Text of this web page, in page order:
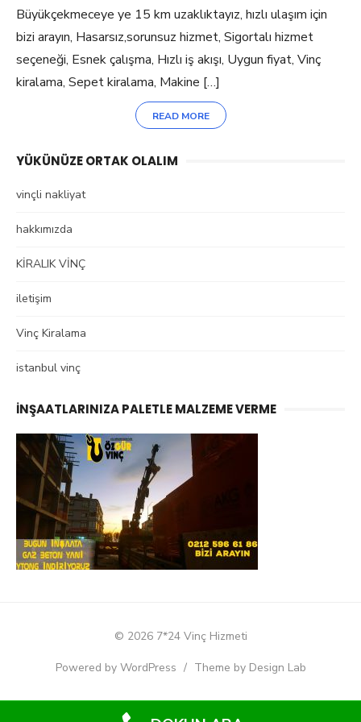
Büyükçekmeceye ye 15 km uzaklıktayız, hızlı ulaşım için
bizi arayın, Hasarsız,sorunsuz hizmet, Sigortalı hizmet
seçeneği, Esnek çalışma, Hızlı iş akışı, Uygun fiyat, Vinç
kiralama, Sepet kiralama, Makine […]
READ MORE
YÜKÜNÜZE ORTAK OLALIM
vinçli nakliyat
hakkımızda
KİRALIK VİNÇ
iletişim
Vinç Kiralama
istanbul vinç
İNŞAATLARINIZA PALETLE MALZEME VERME
© 2026 7*24 Vinç Hizmeti
Powered by WordPress / Theme by Design Lab